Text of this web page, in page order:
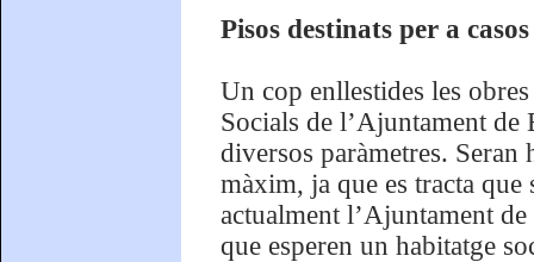
Pisos destinats per a
Un cop enllestides les
Socials de l’Ajuntament de
diversos paràmetres. Seran
màxim, ja que es tracta
actualment l’Ajuntament
que esperen un habitatge